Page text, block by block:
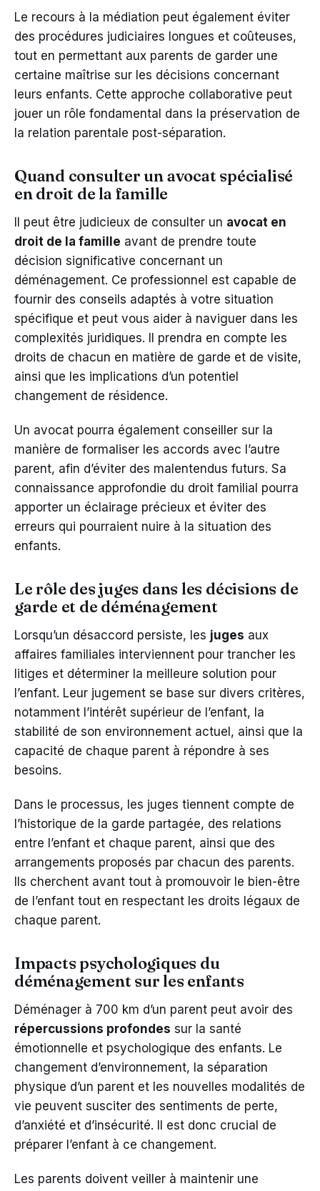
Le recours à la médiation peut également éviter
des procédures judiciaires longues et coûteuses,
tout en permettant aux parents de garder une
certaine maîtrise sur les décisions concernant
leurs enfants. Cette approche collaborative peut
jouer un rôle fondamental dans la préservation de
la relation parentale post-séparation.
Quand consulter un avocat spécialisé
en droit de la famille
Il peut être judicieux de consulter un avocat en
droit de la famille avant de prendre toute
décision significative concernant un
déménagement. Ce professionnel est capable de
fournir des conseils adaptés à votre situation
spécifique et peut vous aider à naviguer dans les
complexités juridiques. Il prendra en compte les
droits de chacun en matière de garde et de visite,
ainsi que les implications d’un potentiel
changement de résidence.
Un avocat pourra également conseiller sur la
manière de formaliser les accords avec l’autre
parent, afin d’éviter des malentendus futurs. Sa
connaissance approfondie du droit familial pourra
apporter un éclairage précieux et éviter des
erreurs qui pourraient nuire à la situation des
enfants.
Le rôle des juges dans les décisions de
garde et de déménagement
Lorsqu’un désaccord persiste, les juges aux
affaires familiales interviennent pour trancher les
litiges et déterminer la meilleure solution pour
l’enfant. Leur jugement se base sur divers critères,
notamment l’intérêt supérieur de l’enfant, la
stabilité de son environnement actuel, ainsi que la
capacité de chaque parent à répondre à ses
besoins.
Dans le processus, les juges tiennent compte de
l’historique de la garde partagée, des relations
entre l’enfant et chaque parent, ainsi que des
arrangements proposés par chacun des parents.
Ils cherchent avant tout à promouvoir le bien-être
de l’enfant tout en respectant les droits légaux de
chaque parent.
Impacts psychologiques du
déménagement sur les enfants
Déménager à 700 km d’un parent peut avoir des
répercussions profondes sur la santé
émotionnelle et psychologique des enfants. Le
changement d’environnement, la séparation
physique d’un parent et les nouvelles modalités de
vie peuvent susciter des sentiments de perte,
d’anxiété et d’insécurité. Il est donc crucial de
préparer l’enfant à ce changement.
Les parents doivent veiller à maintenir une